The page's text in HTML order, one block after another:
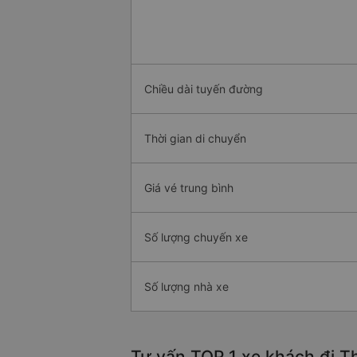
Chiều dài tuyến đường
Thời gian di chuyển
Giá vé trung bình
Số lượng chuyến xe
Số lượng nhà xe